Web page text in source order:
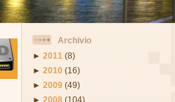
Archivio
► 2011 (8)
► 2010 (16)
► 2009 (49)
► 2008 (104)